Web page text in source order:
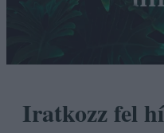
Iratkozz fel